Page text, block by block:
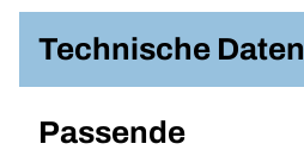
Technische Daten
Passende